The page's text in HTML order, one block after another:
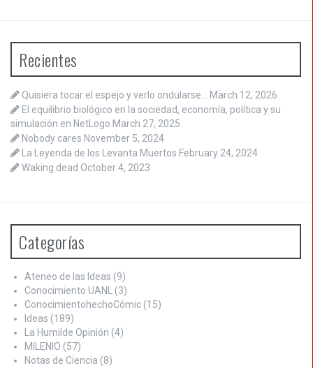
Recientes
Quisiera tocar el espejo y verlo ondularse…
March 12, 2026
El equilibrio biológico en la sociedad, economía, política y su
simulación en NetLogo March 27, 2025
Nobody cares November 5, 2024
La Leyenda de los Levanta Muertos February 24, 2024
Waking dead October 4, 2023
Categorías
Ateneo de las Ideas (9)
Conocimiento UANL
(3)
ConocimientohechoCómic (15)
Ideas (189)
La Humilde Opinión (4)
MILENIO (57)
Notas de Ciencia (8)